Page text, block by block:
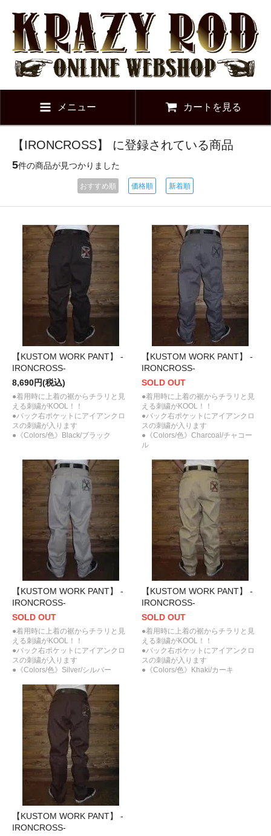
メニュー カートを見る
【IRONCROSS】 に登録されている商品
5件の商品が見つかりました
おすすめ順 価格順 新着順
【KUSTOM WORK PANT】 -
IRONCROSS-
8,690円(税込)
●着用時に上着の裾からチラリと見
える刺繍がKOOL！！
●バック右ポケットにアイアンクロ
スの刺繍が入ります
●《Colors/色》Black/ブラック
【KUSTOM WORK PANT】 -
IRONCROSS-
SOLD OUT
●着用時に上着の裾からチラリと見
える刺繍がKOOL！！
●バック右ポケットにアイアンクロ
スの刺繍が入ります
●《Colors/色》Charcoal/チャコー
ル
【KUSTOM WORK PANT】 -
IRONCROSS-
SOLD OUT
●着用時に上着の裾からチラリと見
える刺繍がKOOL！！
●バック右ポケットにアイアンクロ
スの刺繍が入ります
●《Colors/色》Silver/シルバー
【KUSTOM WORK PANT】 -
IRONCROSS-
SOLD OUT
●着用時に上着の裾からチラリと見
える刺繍がKOOL！！
●バック右ポケットにアイアンクロ
スの刺繍が入ります
●《Colors/色》Khaki/カーキ
【KUSTOM WORK PANT】 -
IRONCROSS-